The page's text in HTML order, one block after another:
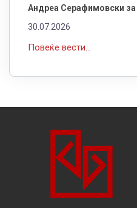
Андреа Серафимовски
30.07.2026
Повеќе вести...